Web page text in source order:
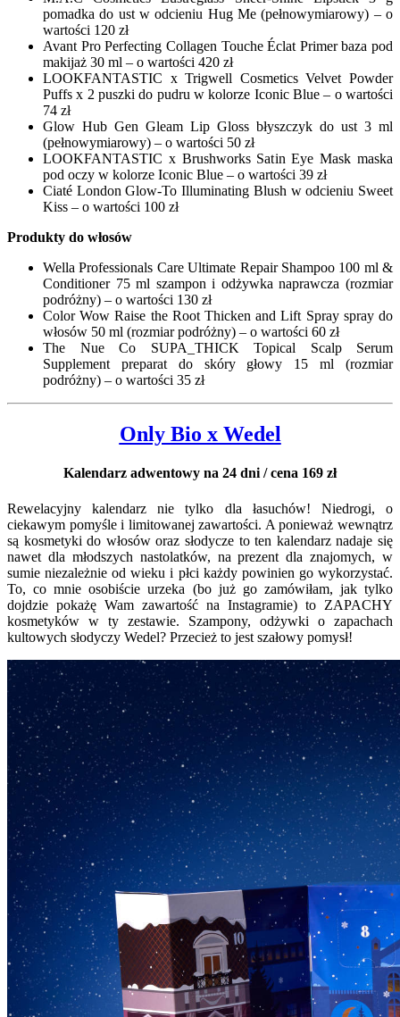
pomadka do ust w odcieniu Hug Me (pełnowymiarowy) – o
wartości 120 zł
Avant Pro Perfecting Collagen Touche Éclat Primer baza pod
makijaż 30 ml – o wartości 420 zł
LOOKFANTASTIC x Trigwell Cosmetics Velvet Powder
Puffs x 2 puszki do pudru w kolorze Iconic Blue – o wartości
74 zł
Glow Hub Gen Gleam Lip Gloss błyszczyk do ust 3 ml
(pełnowymiarowy) – o wartości 50 zł
LOOKFANTASTIC x Brushworks Satin Eye Mask maska
pod oczy w kolorze Iconic Blue – o wartości 39 zł
Ciaté London Glow-To Illuminating Blush w odcieniu Sweet
Kiss – o wartości 100 zł
Produkty do włosów
Wella Professionals Care Ultimate Repair Shampoo 100 ml &
Conditioner 75 ml szampon i odżywka naprawcza (rozmiar
podróżny) – o wartości 130 zł
Color Wow Raise the Root Thicken and Lift Spray spray do
włosów 50 ml (rozmiar podróżny) – o wartości 60 zł
The Nue Co SUPA_THICK Topical Scalp Serum
Supplement preparat do skóry głowy 15 ml (rozmiar
podróżny) – o wartości 35 zł
Only Bio x Wedel
Kalendarz adwentowy na 24 dni / cena 169 zł
Rewelacyjny kalendarz nie tylko dla łasuchów! Niedrogi, o
ciekawym pomyśle i limitowanej zawartości. A ponieważ wewnątrz
są kosmetyki do włosów oraz słodycze to ten kalendarz nadaje się
nawet dla młodszych nastolatków, na prezent dla znajomych, w
sumie niezależnie od wieku i płci każdy powinien go wykorzystać.
To, co mnie osobiście urzeka (bo już go zamówiłam, jak tylko
dojdzie pokażę Wam zawartość na Instagramie) to ZAPACHY
kosmetyków w ty zestawie. Szampony, odżywki o zapachach
kultowych słodyczy Wedel? Przecież to jest szałowy pomysł!